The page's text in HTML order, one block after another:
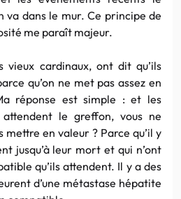
va dans le mur. Ce principe de
me paraît majeur.
vieux cardinaux, ont dit qu’ils
qu’on ne met pas assez en
réponse est simple : et les
le greffon, vous ne
mettre en valeur ? Parce qu’il y
jusqu’à leur mort et qui n’ont
qu’ils attendent. Il y a des
d’une métastase hépatite